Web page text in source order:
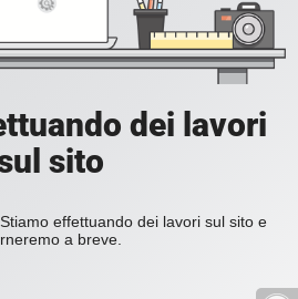
dei lavori
sito
effettuando dei lavori sul sito e
a breve.